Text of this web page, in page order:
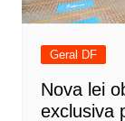
Geral DF
Nova lei
exclusiva